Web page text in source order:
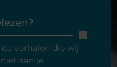
verhalen die wij
aan je